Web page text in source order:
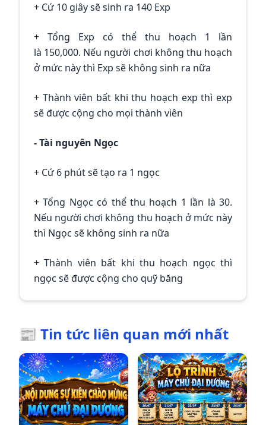
+ Cứ 10 giây sẽ sinh ra 140 Exp
+ Tổng Exp có thể thu hoạch 1 lần
là 150,000. Nếu người chơi không thu hoạch
ở mức này thì Exp sẽ không sinh ra nữa
+ Thành viên bất khi thu hoạch exp thì exp
sẽ được cộng cho mọi thành viên
- Tài nguyên Ngọc
+ Cứ 6 phút sẽ tạo ra 1 ngọc
+ Tổng Ngọc có thể thu hoạch 1 lần là 30.
Nếu người chơi không thu hoạch ở mức này
thì Ngọc sẽ không sinh ra nữa
+ Thành viên bất khi thu hoạch ngọc thì
ngọc sẽ được cộng cho quỹ băng
📰 Tin tức liên quan mới nhất